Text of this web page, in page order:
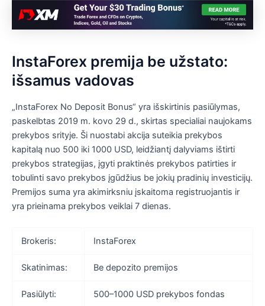
InstaForex premija be užstato:
išsamus vadovas
„InstaForex No Deposit Bonus“ yra išskirtinis pasiūlymas,
paskelbtas 2019 m. kovo 29 d., skirtas specialiai naujokams
prekybos srityje. Ši nuostabi akcija suteikia prekybos
kapitalą nuo 500 iki 1000 USD, leidžiantį dalyviams ištirti
prekybos strategijas, įgyti praktinės prekybos patirties ir
tobulinti savo prekybos įgūdžius be jokių pradinių investicijų.
Premijos suma yra akimirksniu įskaitoma registruojantis ir
yra prieinama prekybos veiklai 7 dienas.
Brokeris: InstaForex
Skatinimas: Be depozito premijos
Pasiūlyti: 500–1000 USD prekybos fondas